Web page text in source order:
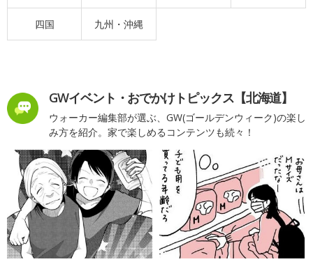
四国 九州・沖縄
GWイベント・おでかけトピックス【北海道】
ウォーカー編集部が選ぶ、GW(ゴールデンウィーク)の楽し
み方を紹介。家で楽しめるコンテンツも続々！